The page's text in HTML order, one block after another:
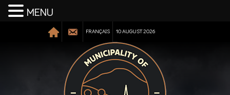
FRANÇAIS 10 AUGUST 2026
MENU